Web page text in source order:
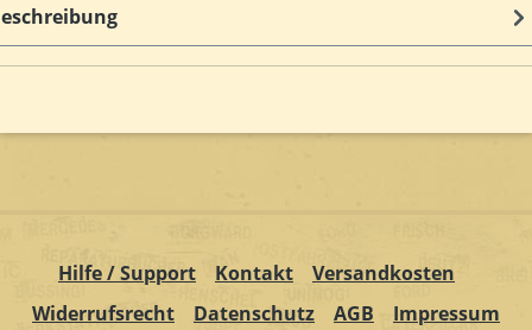
Hilfe / Support Kontakt
Versandkosten
Widerrufsrecht
Datenschutz AGB Impressum